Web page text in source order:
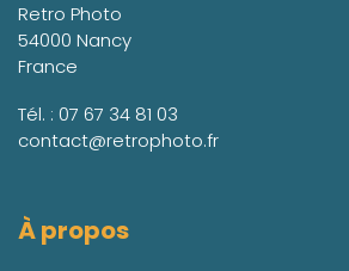
Retro Photo
54000 Nancy
France
Tél. : 07 67 34 81 03
contact@retrophoto.fr
À propos